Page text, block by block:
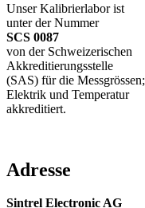
Unser Kalibrierlabor ist
unter der Nummer
SCS 0087
von der Schweizerischen
Akkreditierungsstelle
(SAS) für die Messgrössen;
Elektrik und Temperatur
akkreditiert.
Adresse
Sintrel Electronic AG